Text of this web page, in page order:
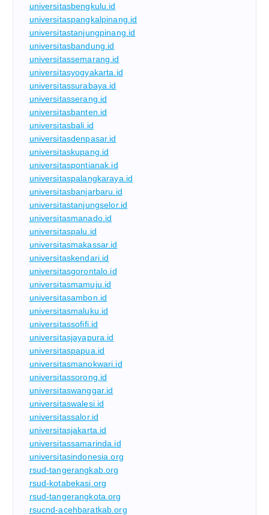
universitasbengkulu.id
universitaspangkalpinang.id
universitastanjungpinang.id
universitasbandung.id
universitassemarang.id
universitasyogyakarta.id
universitassurabaya.id
universitasserang.id
universitasbanten.id
universitasbali.id
universitasdenpasar.id
universitaskupang.id
universitaspontianak.id
universitaspalangkaraya.id
universitasbanjarbaru.id
universitastanjungselor.id
universitasmanado.id
universitaspalu.id
universitasmakassar.id
universitaskendari.id
universitasgorontalo.id
universitasmamuju.id
universitasambon.id
universitasmaluku.id
universitassofifi.id
universitasjayapura.id
universitaspapua.id
universitasmanokwari.id
universitassorong.id
universitaswanggar.id
universitaswalesi.id
universitassalor.id
universitasjakarta.id
universitassamarinda.id
universitasindonesia.org
rsud-tangerangkab.org
rsud-kotabekasi.org
rsud-tangerangkota.org
rsucnd-acehbaratkab.org